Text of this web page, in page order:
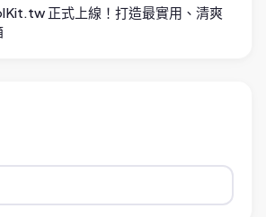
正式上線！打造最實用、清爽